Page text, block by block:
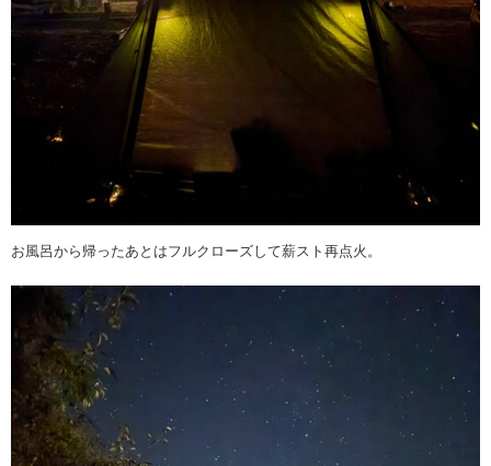
お風呂から帰ったあとはフルクローズして薪スト再点火。